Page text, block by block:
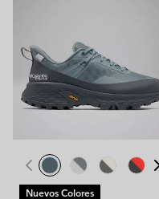
Nuevos Colores